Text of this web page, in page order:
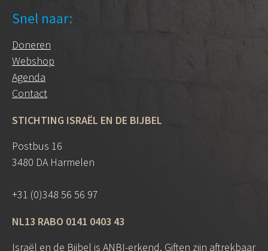
Snel naar:
Doneren
Webshop
Agenda
Contact
STICHTING ISRAËL EN DE BIJBEL
Postbus 16
3480 DA Harmelen
+31 (0)348 56 56 97
NL13 RABO 0141 0403 43
Israël en de Bijbel is ANBI-erkend. Giften zijn aftrekbaar